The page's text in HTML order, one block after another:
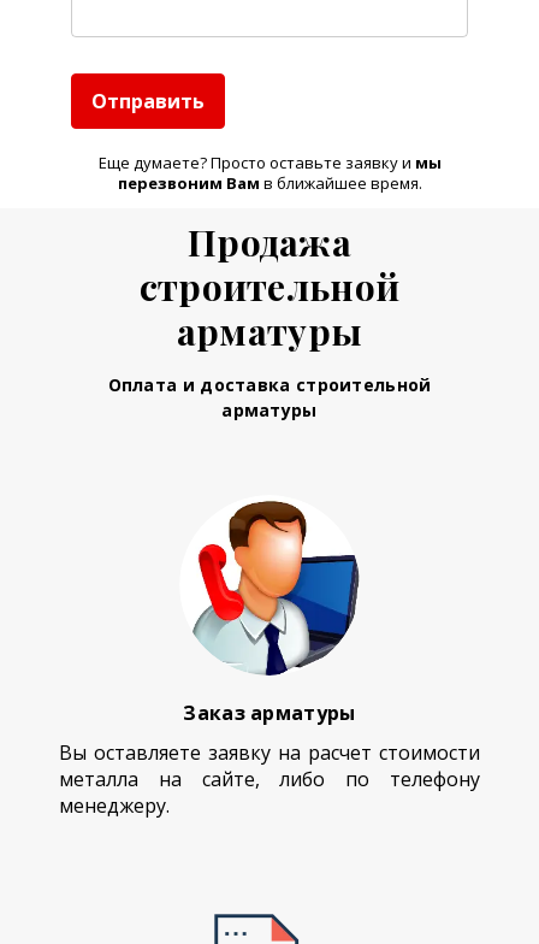
Отправить
Еще думаете? Просто оставьте заявку и мы
перезвоним Вам в ближайшее время.
Продажа
строительной
арматуры
Оплата и доставка строительной
арматуры
Заказ арматуры
Вы оставляете заявку на расчет стоимости
металла на сайте, либо по телефону
менеджеру.